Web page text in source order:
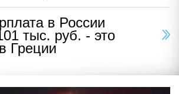
в России
тыс. руб. - это
Греции